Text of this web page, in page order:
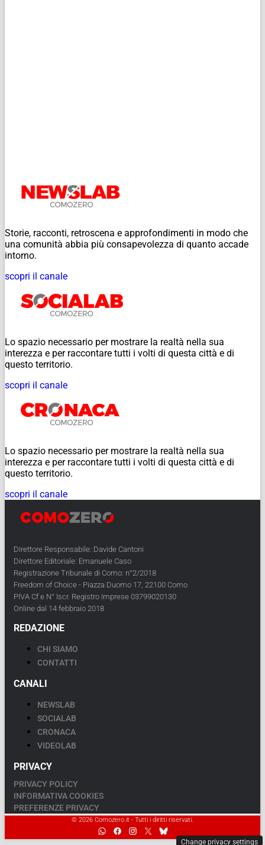
Storie, racconti, retroscena e approfondimenti in modo che
una comunità abbia più consapevolezza di quanto accade
intorno.
scopri il canale
Lo spazio necessario per mostrare la realtà nella sua
interezza e per raccontare tutti i volti di questa città e di
questo territorio.
scopri il canale
Lo spazio necessario per mostrare la realtà nella sua
interezza e per raccontare tutti i volti di questa città e di
questo territorio.
scopri il canale
Direttore Responsabile: Davide Cantoni
Direttore Editoriale: Emanuele Caso
Registrazione Tribunale di Como: n°2/2018
Freedom of Choice - Piazza Duomo 17, 22100 Como
PIVA Cf e N° Iscr. Registro Imprese 03799020130
Online dal 14 febbraio 2018
REDAZIONE
CHI SIAMO
CONTATTI
CANALI
NEWSLAB
SOCIALAB
CRONACA
VIDEOLAB
PRIVACY
PRIVACY POLICY
INFORMATIVA COOKIES
PREFERENZE PRIVACY
© 2026 Comozero.it - Tutti i diritti riservati.
Change privacy settings